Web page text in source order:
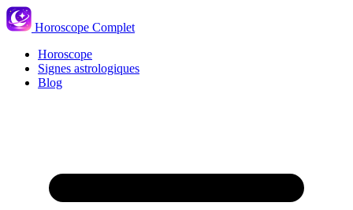
Horoscope Complet
Horoscope
Signes astrologiques
Blog